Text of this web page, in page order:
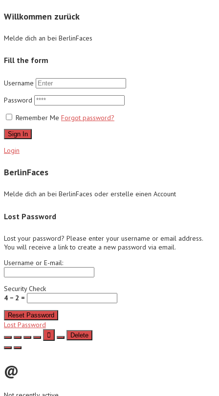
Willkommen zurück
Melde dich an bei BerlinFaces
Fill the form
Username
Password
Remember Me Forgot password?
Sign In
Login
BerlinFaces
Melde dich an bei BerlinFaces oder erstelle einen Account
Lost Password
Lost your password? Please enter your username or email address.
You will receive a link to create a new password via email.
Username or E-mail:
Security Check
4 − 2 =
Reset Password
Lost Password
Delete
@